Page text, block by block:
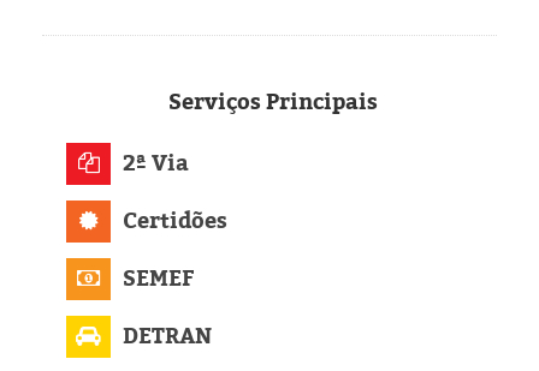
Eleições 2024
ServiçosPrincipais
2ª Via
Certidões
SEMEF
DETRAN